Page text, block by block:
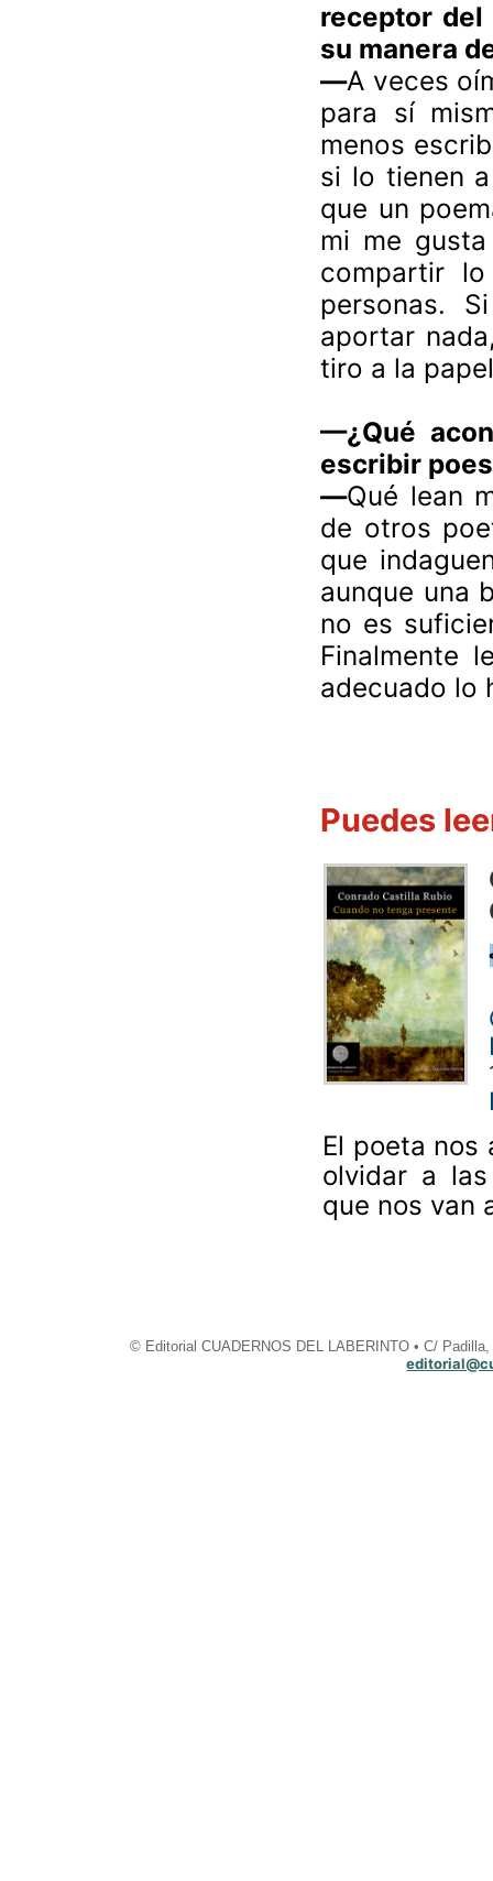
receptor del
su manera
—A veces
para sí
menos
si lo tienen
que un
mi me
compartir
personas.
aportar
tiro a la
—¿Qué
escribir
—Qué lean
de otros
que
aunque una
no es
Finalmente
adecuado lo
Puedes
El poeta nos
olvidar a
que nos van
© Editorial CUADERNOS DEL LABERINTO • C/